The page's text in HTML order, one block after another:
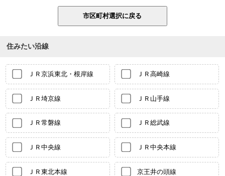
住みたい沿線
ＪＲ京浜東北・根岸線 ＪＲ高崎線
ＪＲ埼京線 ＪＲ山手線
ＪＲ常磐線 ＪＲ総武線
ＪＲ中央線 ＪＲ中央本線
ＪＲ東北本線 京王井の頭線